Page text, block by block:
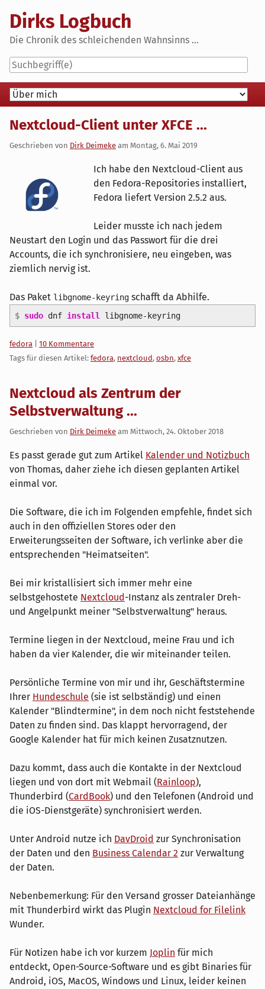
content
Dirks Logbuch
Die Chronik des schleichenden Wahnsinns ...
Navigation
Nextcloud-Client unter XFCE ...
Geschrieben von Dirk Deimeke am Montag, 6. Mai 2019
Ich habe den Nextcloud-Client aus
den Fedora-Repositories installiert,
Fedora liefert Version 2.5.2 aus.
Leider musste ich nach jedem
Neustart den Login und das Passwort für die drei
Accounts, die ich synchronisiere, neu eingeben, was
ziemlich nervig ist.
Das Paket libgnome-keyring schafft da Abhilfe.
$ sudodnf install libgnome-keyring
Kategorien:
fedora
10 Kommentare
Tags für diesen Artikel: fedora, nextcloud, osbn, xfce
Nextcloud als Zentrum der
Selbstverwaltung ...
Geschrieben von Dirk Deimeke am Mittwoch, 24. Oktober 2018
Es passt gerade gut zum Artikel Kalender und Notizbuch
von Thomas, daher ziehe ich diesen geplanten Artikel
einmal vor.
Die Software, die ich im Folgenden empfehle, findet sich
auch in den offiziellen Stores oder den
Erweiterungsseiten der Software, ich verlinke aber die
entsprechenden "Heimatseiten".
Bei mir kristallisiert sich immer mehr eine
selbstgehostete Nextcloud -Instanz als zentraler Dreh-
und Angelpunkt meiner "Selbstverwaltung" heraus.
Termine liegen in der Nextcloud, meine Frau und ich
haben da vier Kalender, die wir miteinander teilen.
Persönliche Termine von mir und ihr, Geschäftstermine
Ihrer Hundeschule (sie ist selbständig) und einen
Kalender "Blindtermine", in dem noch nicht feststehende
Daten zu finden sind. Das klappt hervorragend, der
Google Kalender hat für mich keinen Zusatznutzen.
Dazu kommt, dass auch die Kontakte in der Nextcloud
liegen und von dort mit Webmail (Rainloop),
Thunderbird (CardBook) und den Telefonen (Android und
die iOS-Dienstgeräte) synchronisiert werden.
Unter Android nutze ich DavDroid zur Synchronisation
der Daten und den Business Calendar 2 zur Verwaltung
der Daten.
Nebenbemerkung: Für den Versand grosser Dateianhänge
mit Thunderbird wirkt das Plugin Nextcloud for Filelink
Wunder.
Für Notizen habe ich vor kurzem Joplin für mich
entdeckt, Open-Source-Software und es gibt Binaries für
Android, iOS, MacOS, Windows und Linux, leider keinen